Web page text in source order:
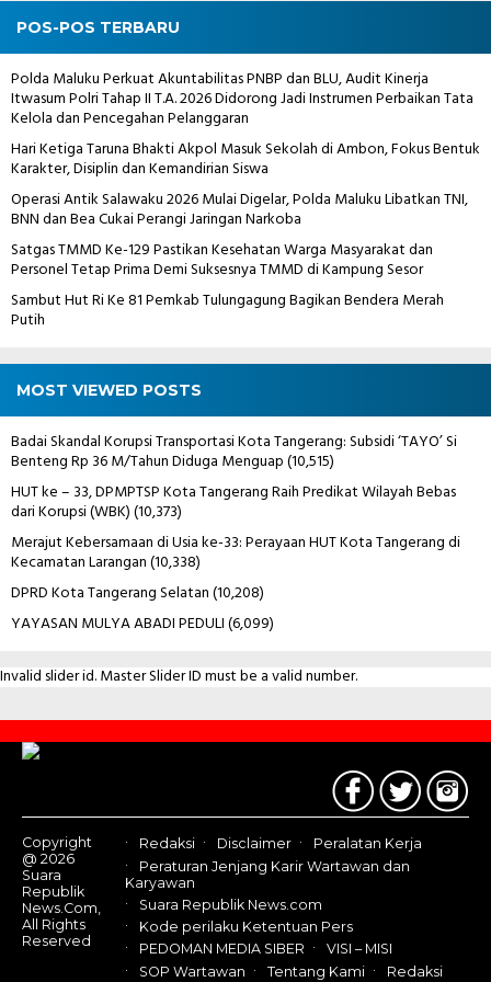
POS-POS TERBARU
Polda Maluku Perkuat Akuntabilitas PNBP dan BLU, Audit Kinerja
Itwasum Polri Tahap II T.A. 2026 Didorong Jadi Instrumen Perbaikan Tata
Kelola dan Pencegahan Pelanggaran
Hari Ketiga Taruna Bhakti Akpol Masuk Sekolah di Ambon, Fokus Bentuk
Karakter, Disiplin dan Kemandirian Siswa
Operasi Antik Salawaku 2026 Mulai Digelar, Polda Maluku Libatkan TNI,
BNN dan Bea Cukai Perangi Jaringan Narkoba
Satgas TMMD Ke-129 Pastikan Kesehatan Warga Masyarakat dan
Personel Tetap Prima Demi Suksesnya TMMD di Kampung Sesor
Sambut Hut Ri Ke 81 Pemkab Tulungagung Bagikan Bendera Merah
Putih
MOST VIEWED POSTS
Badai Skandal Korupsi Transportasi Kota Tangerang: Subsidi ‘TAYO’ Si
Benteng Rp 36 M/Tahun Diduga Menguap(10,515)
HUT ke – 33, DPMPTSP Kota Tangerang Raih Predikat Wilayah Bebas
dari Korupsi (WBK)(10,373)
Merajut Kebersamaan di Usia ke-33: Perayaan HUT Kota Tangerang di
Kecamatan Larangan(10,338)
DPRD Kota Tangerang Selatan(10,208)
YAYASAN MULYA ABADI PEDULI(6,099)
Invalid slider id. Master Slider ID must be a valid number.
Contact
Us
Copyright
@ 2026
Suara
Republik
News.Com,
All Rights
Reserved
Redaksi Disclaimer
Peralatan Kerja
Peraturan Jenjang Karir Wartawan dan
Karyawan
Suara Republik News.com
Kode perilaku Ketentuan Pers
PEDOMAN MEDIA SIBER
VISI – MISI
SOP Wartawan
Tentang Kami Redaksi